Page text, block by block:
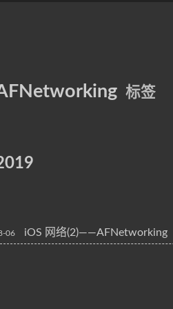
标签
06 iOS 网络(2)——AFNetworking